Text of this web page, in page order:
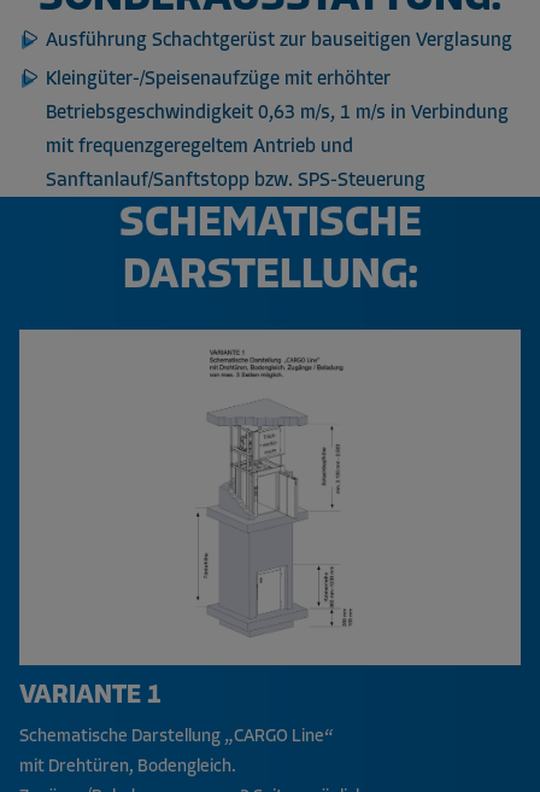
Ausführung Schachtgerüst zur bauseitigen Verglasung
Kleingüter-/Speisenaufzüge mit erhöhter
Betriebsgeschwindigkeit 0,63 m/s, 1 m/s in Verbindung
mit frequenzgeregeltem Antrieb und
Sanftanlauf/Sanftstopp bzw. SPS-Steuerung
SCHEMATISCHE
DARSTELLUNG:
VARIANTE 1
Schematische Darstellung „CARGO Line“
mit Drehtüren, Bodengleich.